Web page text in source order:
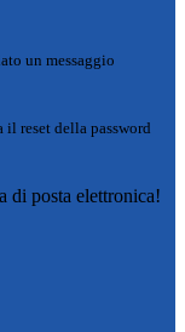
un messaggio
il reset della password
di posta elettronica!